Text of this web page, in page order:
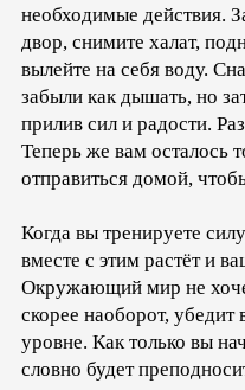
необходимые действия.
двор, снимите халат,
вылейте на себя воду.
забыли как дышать, но
прилив сил и радости.
Теперь же вам осталось
отправиться домой,
Когда вы тренируете
вместе с этим растёт и
Окружающий мир не
скорее наоборот, убедит
уровне. Как только вы
словно будет